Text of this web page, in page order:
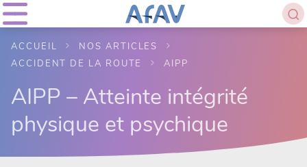
ACCUEIL
NOS ARTICLES
ACCIDENT DE LA ROUTE
AIPP
AIPP – Atteinte intégrité
physique et psychique